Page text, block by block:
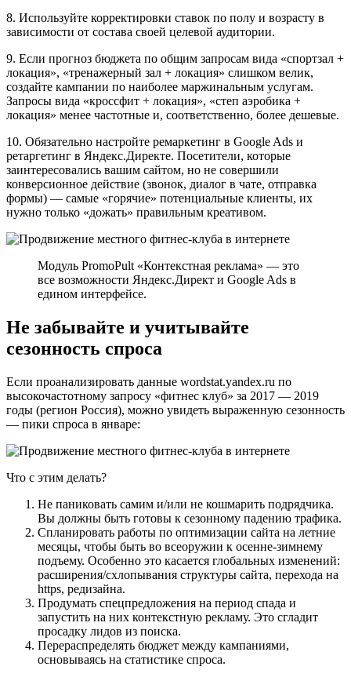
8. Используйте корректировки ставок по полу и возрасту в
зависимости от состава своей целевой аудитории.
9. Если прогноз бюджета по общим запросам вида «спортзал +
локация», «тренажерный зал + локация» слишком велик,
создайте кампании по наиболее маржинальным услугам.
Запросы вида «кроссфит + локация», «степ аэробика +
локация» менее частотные и, соответственно, более дешевые.
10. Обязательно настройте ремаркетинг в Google Ads и
ретаргетинг в Яндекс.Директе. Посетители, которые
заинтересовались вашим сайтом, но не совершили
конверсионное действие (звонок, диалог в чате, отправка
формы) — самые «горячие» потенциальные клиенты, их
нужно только «дожать» правильным креативом.
Модуль PromoPult «Контекстная реклама» — это
все возможности Яндекс.Директ и Google Ads в
едином интерфейсе.
Не забывайте и учитывайте
сезонность спроса
Если проанализировать данные wordstat.yandex.ru по
высокочастотному запросу «фитнес клуб» за 2017 — 2019
годы (регион Россия), можно увидеть выраженную сезонность
— пики спроса в январе:
Что с этим делать?
Не паниковать самим и/или не кошмарить подрядчика.
Вы должны быть готовы к сезонному падению трафика.
Спланировать работы по оптимизации сайта на летние
месяцы, чтобы быть во всеоружии к осенне-зимнему
подъему. Особенно это касается глобальных изменений:
расширения/схлопывания структуры сайта, перехода на
https, редизайна.
Продумать спецпредложения на период спада и
запустить на них контекстную рекламу. Это сгладит
просадку лидов из поиска.
Перераспределять бюджет между кампаниями,
основываясь на статистике спроса.